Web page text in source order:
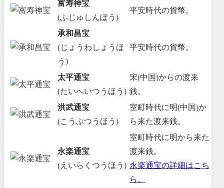
富寿神宝
(ふじゅしんぽう)
平安時代の貨幣。
承和昌宝
(じょうわしょうほ
う)
平安時代の貨幣。
太平通宝
(たいへいつうほう)
宋(中国)からの渡来
銭。
洪武通宝
(こうぶつうほう)
室町時代に明(中国)か
ら来た渡来銭。
永楽通宝
(えいらくつうほう)
室町時代に明から来た
渡来銭。
永楽通宝の詳細はこち
ら。